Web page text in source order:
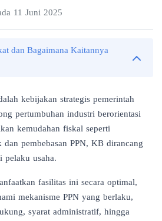
11 Juni 2025
dan Bagaimana Kaitannya
kebijakan strategis pemerintah
pertumbuhan industri berorientasi
kemudahan fiskal seperti
dan pembebasan PPN, KB dirancang
pelaku usaha.
fasilitas ini secara optimal,
mekanisme PPN yang berlaku,
syarat administratif, hingga